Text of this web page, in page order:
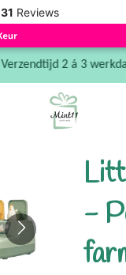
31 Reviews
Verzendtijd 2 á 3
-